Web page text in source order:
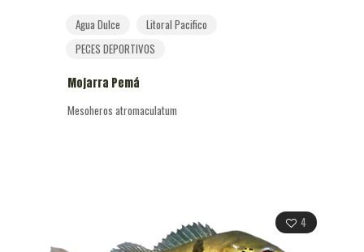
Agua Dulce
Litoral Pacifico
PECES DEPORTIVOS
Mojarra Pemá
Mesoheros atromaculatum
4